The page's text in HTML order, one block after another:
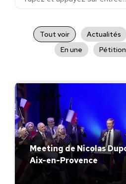
Tout voir Actualités
En une
Pétition
Meeting de Nicolas
Aix-en-Provence